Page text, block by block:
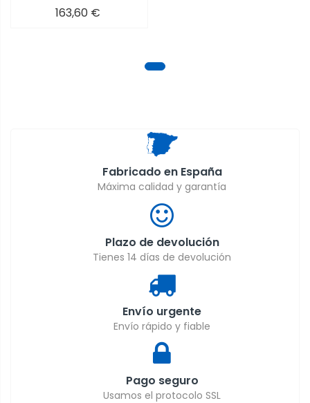
163,60 €
Fabricado en España
Máxima calidad y garantía
Plazo de devolución
Tienes 14 días de devolución
Envío urgente
Envío rápido y fiable
Pago seguro
Usamos el protocolo SSL